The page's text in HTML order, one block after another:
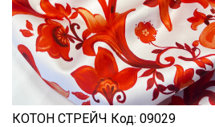
КОТОН СТРЕЙЧ Код: 09029